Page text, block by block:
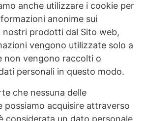
anche utilizzare i cookie per
anonime sui
nostri prodotti dal Sito web,
vengono utilizzate solo a
non vengono raccolti o
personali in questo modo.
che nessuna delle
possiamo acquisire attraverso
considerata un dato personale